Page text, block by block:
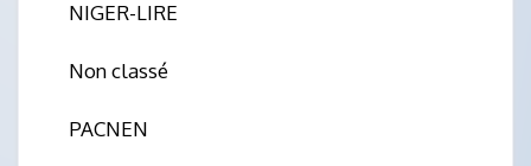
NIGER-LIRE
Non classé
PACNEN